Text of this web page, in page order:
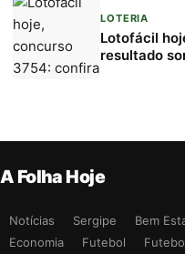
LOTERIA
Lotofácil
resultado
A Folha Hoje
Notícias Sergipe Bem
Economia
Futebol